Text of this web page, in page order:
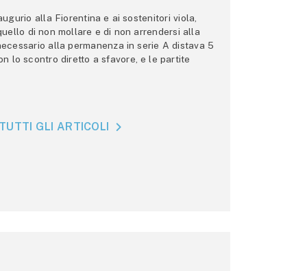
alla Fiorentina e ai sostenitori viola,
di non mollare e di non arrendersi alla
alla permanenza in serie A distava 5
lo scontro diretto a sfavore, e le partite
GLI ARTICOLI